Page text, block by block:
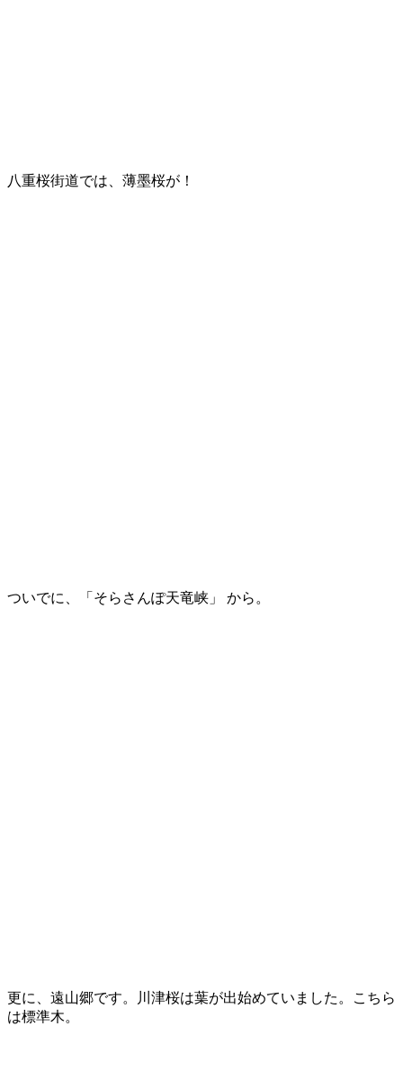
八重桜街道では、薄墨桜が！
ついでに、「そらさんぽ天竜峡」 から。
更に、遠山郷です。川津桜は葉が出始めていました。こちら
は標準木。